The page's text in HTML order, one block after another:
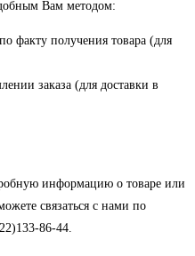
Вам методом:
факту получения товара (для
заказа (для доставки в
информацию о товаре или
связаться с нами по
86-44.